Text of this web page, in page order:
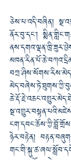
ཅེས་པ་འདི་བཞིན།
ནོར་བུ་དང༌།
ཉེར་བརྟེན།